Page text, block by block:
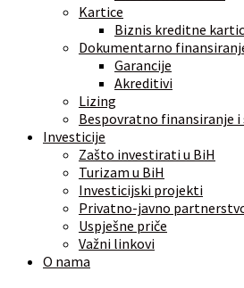
Kartice
Biznis kreditne
Dokumentarno
Garancije
Akreditivi
Lizing
Bespovratno finansiranje i
Investicije
Zašto investirati u BiH
Turizam u BiH
Investicijski projekti
Privatno-javno
Uspješne priče
Važni linkovi
O nama